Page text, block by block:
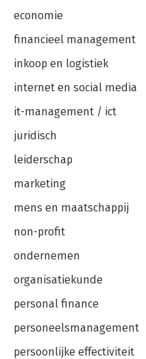
economie
financieel management
inkoop en logistiek
internet en social media
it-management / ict
juridisch
leiderschap
marketing
mens en maatschappij
non-profit
ondernemen
organisatiekunde
personal finance
personeelsmanagement
persoonlijke effectiviteit